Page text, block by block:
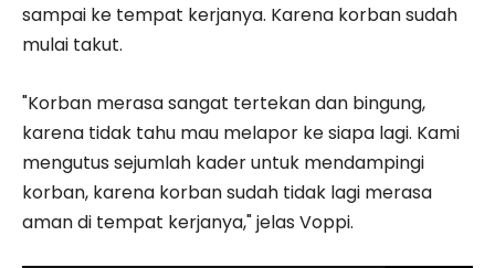
sampai ke tempat kerjanya. Karena korban sudah
mulai takut.
"Korban merasa sangat tertekan dan bingung,
karena tidak tahu mau melapor ke siapa lagi. Kami
mengutus sejumlah kader untuk mendampingi
korban, karena korban sudah tidak lagi merasa
aman di tempat kerjanya," jelas Voppi.